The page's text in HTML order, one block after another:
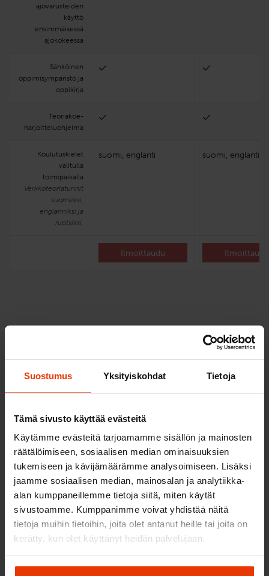
Suostumus Yksityiskohdat Tietoja
Tämä sivusto käyttää evästeitä
Käytämme evästeitä tarjoamamme sisällön ja mainosten
räätälöimiseen, sosiaalisen median ominaisuuksien
tukemiseen ja kävijämäärämme analysoimiseen. Lisäksi
jaamme sosiaalisen median, mainosalan ja analytiikka-
alan kumppaneillemme tietoja siitä, miten käytät
sivustoamme. Kumppanimme voivat yhdistää näitä
tietoja muihin tietoihin, joita olet antanut heille tai joita on
kerätty, kun olet käyttänyt heidän palvelujaan.
ajovarusteiden
käyttö
ensimmäisessä
ajokokeessa
Sähköinen
oppimisympäristö ja
oppikirja
Teoria­koe­
harjoittelu­ohjelma
Koulutuskielet
valitulla
toimipaikalla
Verkkoteoriatunnit
suomeksi,
englanniksi ja
ruotsiksi.
suomi, englanti suomi, englanti
Ilmoittaudu Ilmoittaudu
Kuinka kevarikurssi etenee?
Olemme laatineet yksityiskohtaiset ohjeet, kuinka
suoritat kevarikortin Antin Autokoulussa sujuvasti ja